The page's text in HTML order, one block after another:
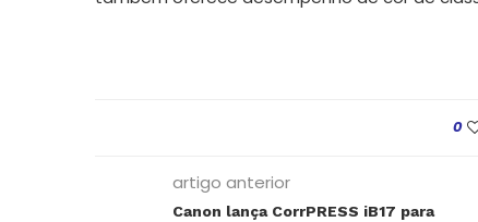
0
artigo anterior
Canon lança CorrPRESS iB17 para